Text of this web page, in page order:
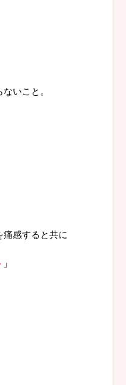
いこと。
感すると共に
」